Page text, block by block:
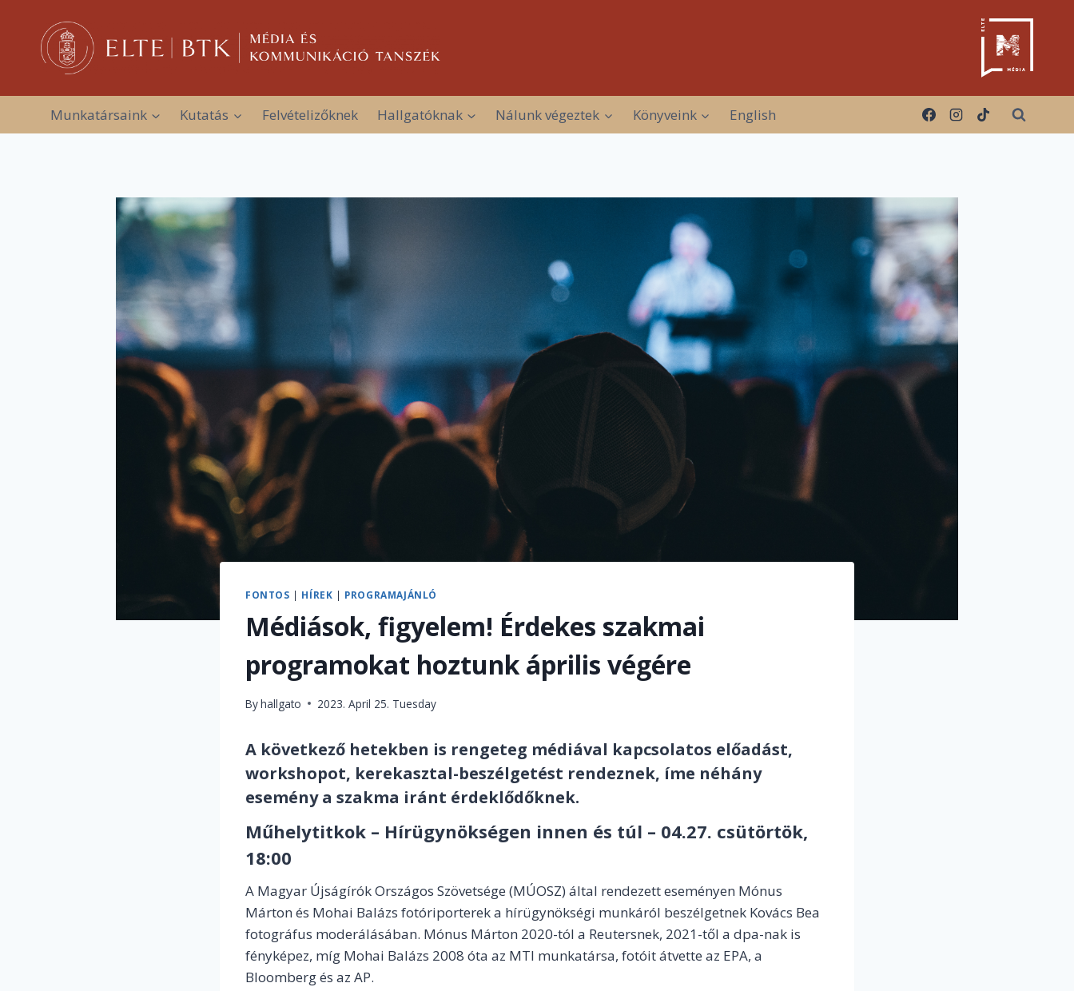
content
Munkatársaink Kutatás Felvételizőknek Hallgatóknak Nálunk végeztek Könyveink English
FONTOS | HÍREK | PROGRAMAJÁNLÓ
Médiások, figyelem! Érdekes szakmai
programokat hoztunk április végére
Byhallgato 2023. April 25. Tuesday
A következő hetekben is rengeteg médiával kapcsolatos előadást,
workshopot, kerekasztal-beszélgetést rendeznek, íme néhány
esemény a szakma iránt érdeklődőknek.
Műhelytitkok – Hírügynökségen innen és túl – 04.27. csütörtök,
18:00
A Magyar Újságírók Országos Szövetsége (MÚOSZ) által rendezett eseményen Mónus
Márton és Mohai Balázs fotóriporterek a hírügynökségi munkáról beszélgetnek Kovács Bea
fotográfus moderálásában. Mónus Márton 2020-tól a Reutersnek, 2021-től a dpa-nak is
fényképez, míg Mohai Balázs 2008 óta az MTI munkatársa, fotóit átvette az EPA, a
Bloomberg és az AP.